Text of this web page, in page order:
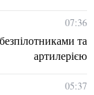
07:36
та
артилерією
05:37